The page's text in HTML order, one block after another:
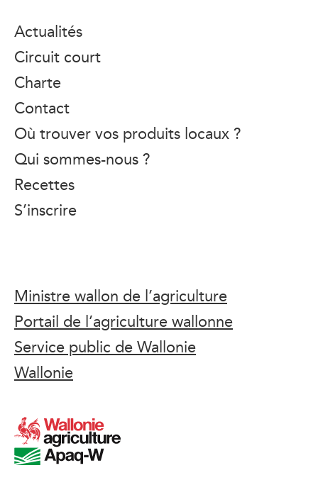
Actualités
Circuit court
Charte
Contact
Où trouver vos produits locaux ?
Qui sommes-nous ?
Recettes
S’inscrire
Ministre wallon de l’agriculture
Portail de l’agriculture wallonne
Service public de Wallonie
Wallonie